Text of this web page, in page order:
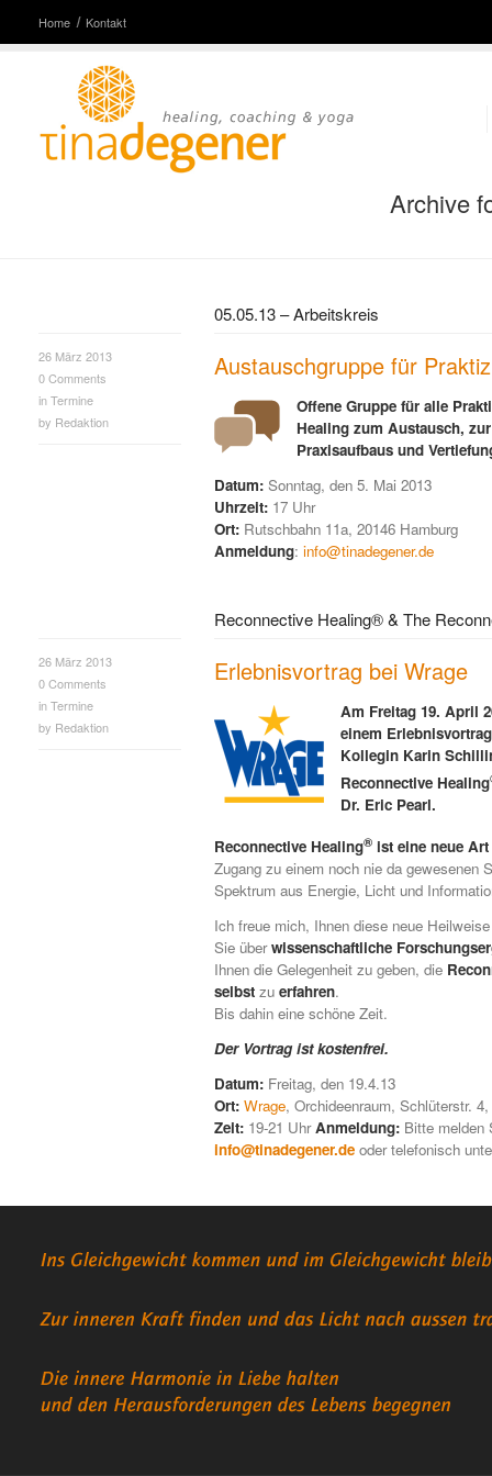
Home Kontakt
Archive
05.05.13 – Arbeitskreis
26 März 2013
0Comments
inTermine
by Redaktion
Austauschgruppe für
Offene Gruppe für alle
Healing zum Austausch,
Praxisaufbaus und
Datum: Sonntag, den 5. Mai 2013
Uhrzeit: 17 Uhr
Ort: Rutschbahn 11a, 20146 Hamburg
Anmeldung: info@tinadegener.de
Reconnective Healing® & The
26 März 2013
0Comments
inTermine
by Redaktion
Erlebnisvortrag bei Wrage
Am Freitag 19. April
einem
Kollegin Karin
Reconnective Healing
Dr. Eric Pearl.
Reconnective Healing® ist eine neue
Zugang zu einem noch nie da gewesenen
Spektrum aus Energie, Licht und
Ich freue mich, Ihnen diese neue
Sie überwissenschaftliche
Ihnen die Gelegenheit zu geben, die
selbst zu erfahren.
Bis dahin eine schöne Zeit.
Der Vortrag ist kostenfrei.
Datum: Freitag, den 19.4.13
Ort: Wrage, Orchideenraum, Schlüterstr.
Zeit: 19-21 UhrAnmeldung: Bitte melden
info@tinadegener.de oder telefonisch